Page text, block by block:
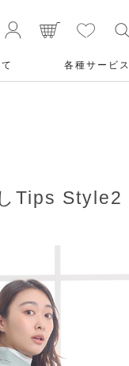
各種サービス
Tips Style2